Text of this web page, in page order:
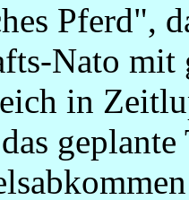
Pferd",
Nato mit
in